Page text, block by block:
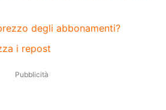
degli abbonamenti?
i repost
Pubblicità